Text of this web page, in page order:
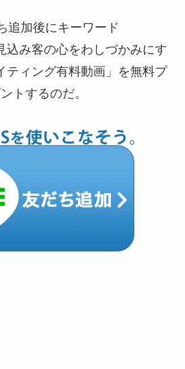
追加後にキーワード
込み客の心をわしづかみにす
ティング有料動画」を無料プ
トするのだ。